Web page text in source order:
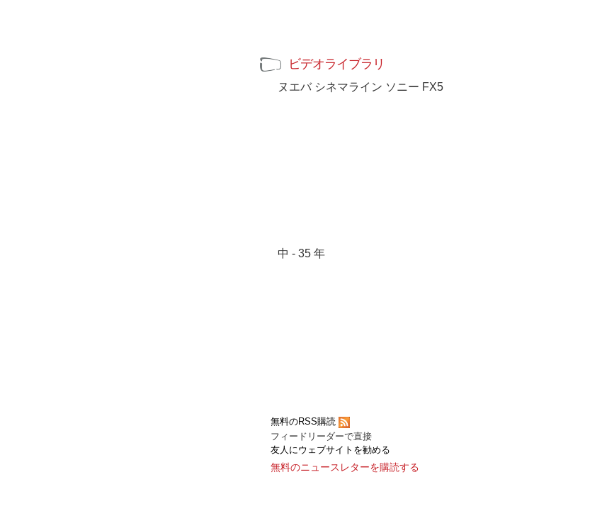
ビデオライブラリ
ヌエバ シネマライン ソニー FX5
中 - 35 年
無料のRSS購読
フィードリーダーで直接
友人にウェブサイトを勧める
無料のニュースレターを購読する